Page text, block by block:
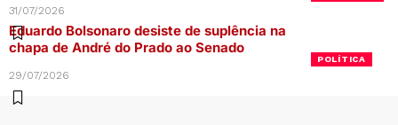
31/07/2026
POLÍTICA
Eduardo Bolsonaro desiste de suplência na
chapa de André do Prado ao Senado
29/07/2026